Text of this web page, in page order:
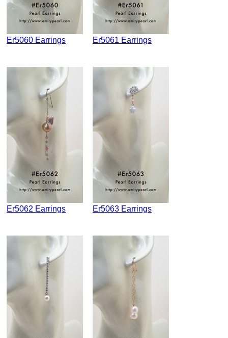
Er5060 Earrings Er5061 Earrings
Er5062 Earrings Er5063 Earrings